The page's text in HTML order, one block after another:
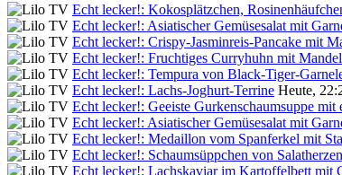
Echt lecker!: Kokosplätzchen,
Echt lecker!: Asiatischer Gemüsesalat mit
Echt lecker!: Crispy-Jasminreis-Pancake mit
Echt lecker!: Fruchtiges Curryhuhn mit
Echt lecker!: Tempura von Black-Tiger-
Echt lecker!: Lachs-Joghurt-Terrine Heute,
Echt lecker!: Geeiste Gurkenschaumsuppe
Echt lecker!: Asiatischer Gemüsesalat mit
Echt lecker!: Medaillon vom Spanferkel mit
Echt lecker!: Schaumsüppchen von Salatherzen
Echt lecker!: Lachskaviar im Kartoffelbett mit